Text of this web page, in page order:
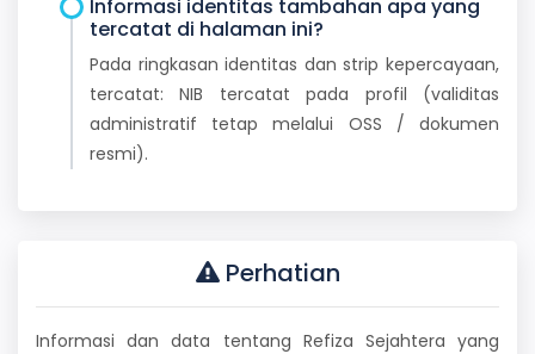
Informasi identitas tambahan apa yang
tercatat di halaman ini?
Pada ringkasan identitas dan strip kepercayaan,
tercatat: NIB tercatat pada profil (validitas
administratif tetap melalui OSS / dokumen
resmi).
Perhatian
Informasi dan data tentang Refiza Sejahtera yang